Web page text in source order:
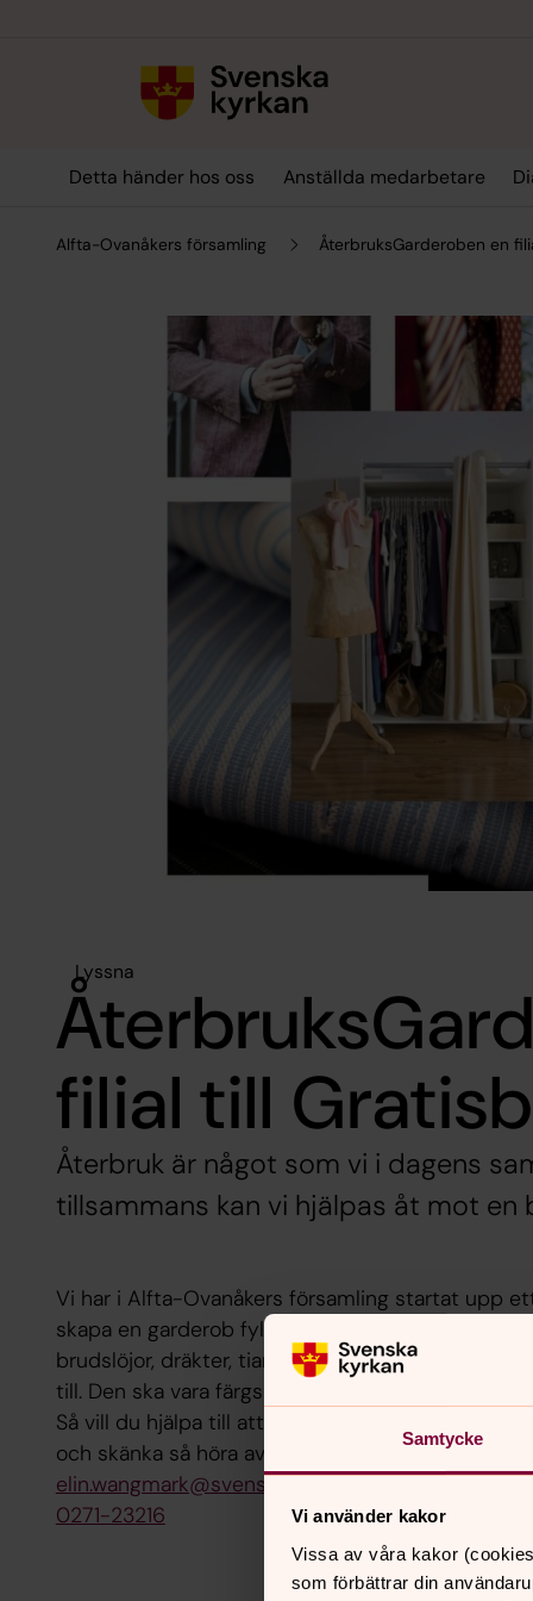
Samtycke
Vi använder kakor
Vissa av våra kakor
som förbättrar din
Detta händer hos oss Anställda medarbetare
Alfta-Ovanåkers församling ÅterbruksGarderoben en
Lyssna
filial till
Återbruk är något som vi i dagens
tillsammans kan vi hjälpas åt mot en
Vi har i Alfta-Ovanåkers församling startat upp
skapa en garderob fylld av studentmössor,
brudslöjor, dräkter, tiaror, hattar och allt som hör
till. Den ska vara färgsprakande, lyxig – och
Så vill du hjälpa till att skapa denna
och skänka så höra av er till Diakonin:
elin.wangmark@svenskakyrkan.se
0271-23216